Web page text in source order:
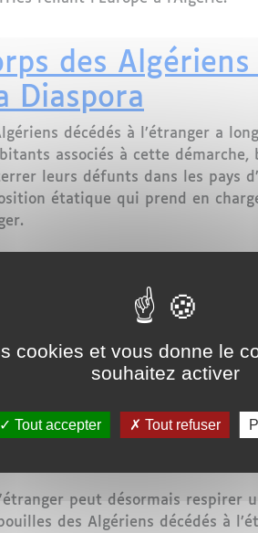
des Algériens
Diaspora
décédés à l’étranger a
associés à cette
leurs défunts dans les pays
étatique qui prend en
Algériens Décédés à
nouvelle ligne
continue d'élargir ses
Mercredi 11 septembre, le
entre
Oran , qui sera
des
peut désormais respirer
des Algériens décédés à
cookies et vous donne le
souhaitez activer
Tout accepter Tout refuser